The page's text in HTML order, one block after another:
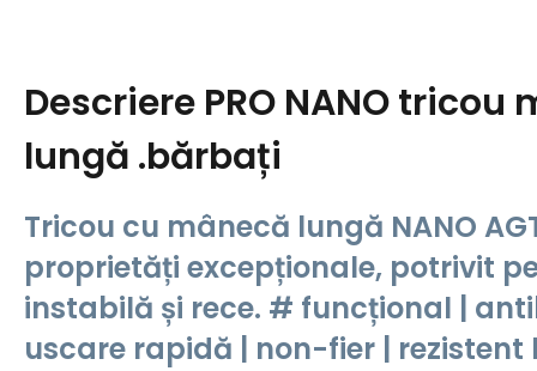
Descriere PRO NANO tricou
lungă .bărbați
Tricou cu mânecă lungă NANO
proprietăți excepționale, potrivit
instabilă și rece. # funcțional |
uscare rapidă | non-fier |